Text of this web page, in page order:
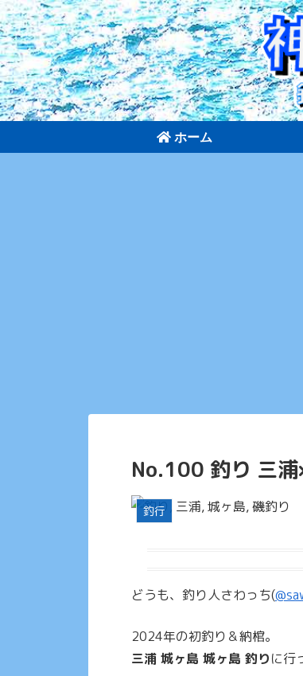
ホーム
No.100 釣り 三
釣行
どうも、釣り人さわっち(
2024年の初釣り＆納棺。
三浦 城ヶ島 城ヶ島 釣りに行